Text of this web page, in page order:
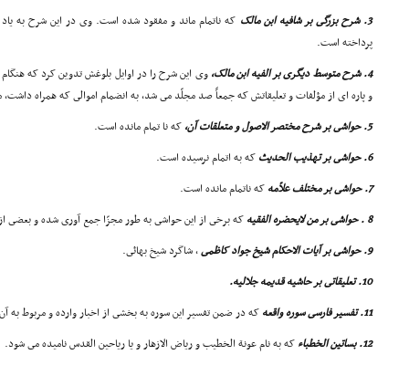
3. شرح بزرگى بر شافیه ابن مالک
که ناتمام ماند و مفقود شده است. وى در این شرح به
پرداخته است.
4. شرح متوسط دیگرى بر الفیه ابن مالک،
وى این شرح را در اوایل بلوغش تدوین کرد که
و پاره اى از مؤلفات و تعلیقاتش که جمعاً صد مجلّد مى شد، به انضمام اموالى که همراه
5. حواشى بر شرح مختصر الاصول و متعلقات آن،
که نا تمام مانده است.
6. حواشى بر تهذیب الحدیث
که به اتمام نرسیده است.
7. حواشى بر مختلف علاّمه
که ناتمام مانده است.
8 . حواشى بر من لایحضره الفقیه
که برخى از این حواشى به طور مجزّا جمع آورى شده و بعضى
9. حواشى بر آیات الاحکام شیخ جواد کاظمى
، شاگرد شیخ بهائى.
10. تعلیقاتى بر حاشیه قدیمه جلالیه.
11. تفسیر فارسى سوره واقعه
که در ضمن تفسیر این سوره به بخشى از اخبار وارده و مربوط به
12. بساتین الخطباء
که به نام عونة الخطیب و ریاض الازهار و یا ریاحین القدس نامیده مى شود.